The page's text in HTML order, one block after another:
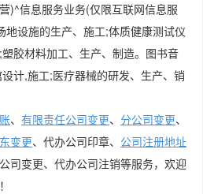
)^信息服务业务(仅限互联网信息服
设施的生产、施工;体质健康测试仪
胶材料加工、生产、制造。图书音
计,施工;医疗器械的研发、生产、销
、 有限责任公司变更、 分公司变更、
变更、代办公司印章、 公司注册地址
司变更、代办公司注销等服务，欢迎